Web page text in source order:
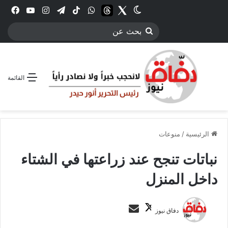
انستقرامتيلقرام‫TikTokواتسابthreadsTwitter
الوضع المظلم
بحث
القائمة
الرئيسية / منوعات
نباتات تنجح عند زراعتها في الشتاء
داخل المنزل
دفاق نيوز
ت